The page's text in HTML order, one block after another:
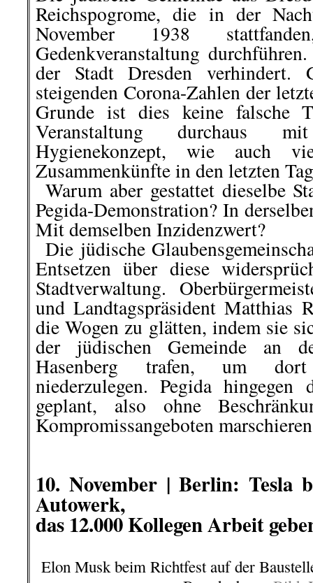
Reichspogrome, die in der
November 1938
Gedenkveranstaltung
der Stadt Dresden verhindert.
steigenden Corona-Zahlen der
Grunde ist dies keine falsche
Veranstaltung durchaus
Hygienekonzept, wie auch
Zusammenkünfte in den letzten
Warum aber gestattet dieselbe
Pegida-Demonstration? In
Mit demselbenInzidenzwert?
Die jüdische
Entsetzen über diese
Stadtverwaltung.
und Landtagspräsident Matthias
die Wogen zu glätten, indem sie
der jüdischen Gemeinde an
Hasenberg trafen, um dort
niederzulegen. Pegida
geplant, also ohne
Kompromissangeboten
10. November | Berlin: Tesla
Autowerk,
das 12.000 Kollegen Arbeit
Elon Musk beim Richtfest auf der